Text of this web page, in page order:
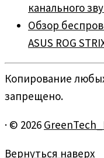
канального
Обзор
ASUS ROG
Копирование
запрещено.
· © 2026
Вернуться наверх